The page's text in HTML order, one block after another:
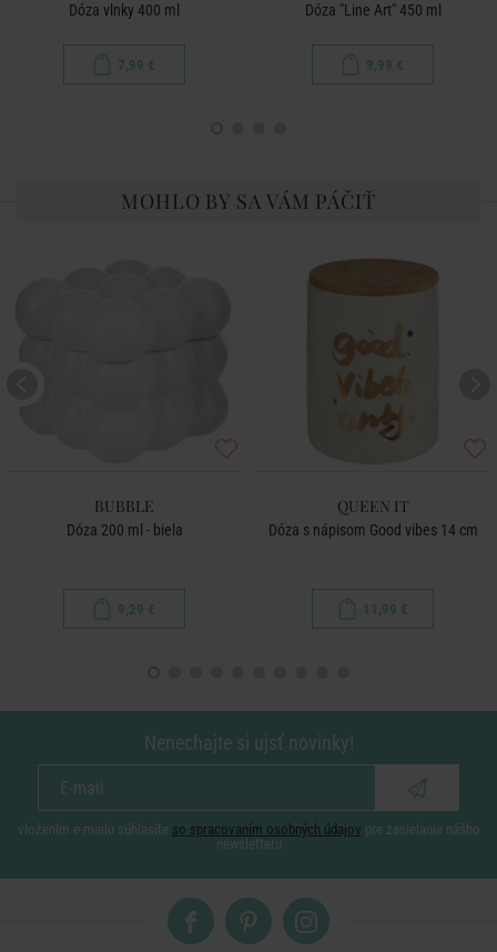
Dóza vlnky 400 ml
7,99 €
Dóza "Line Art" 450 ml
9,99 €
MOHLO BY SA VÁM PÁČIŤ
BUBBLE
Dóza 200 ml - biela
9,29 €
QUEEN IT
Dóza s nápisom Good vibes 14 cm
11,99 €
Nenechajte si ujsť novinky!
vložením e-mailu súhlasíte so spracovaním osobných údajov pre zasielanie nášho
newsletteru